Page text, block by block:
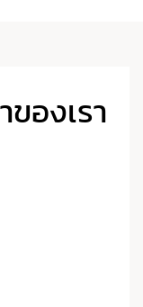
องเรา